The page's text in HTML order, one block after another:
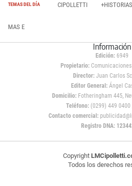
TEMAS DEL DÍA CIPOLLETTI +HISTORIAS
MAS E
Información
Edición: 6949
Propietario:Comunicaciones
Director: Juan Carlos
Editor General:Ángel
Domicilio:Fotheringham 445,
Teléfono: (0299) 449
Contacto comercial:
Registro DNA:
Copyright
Todos los derechos